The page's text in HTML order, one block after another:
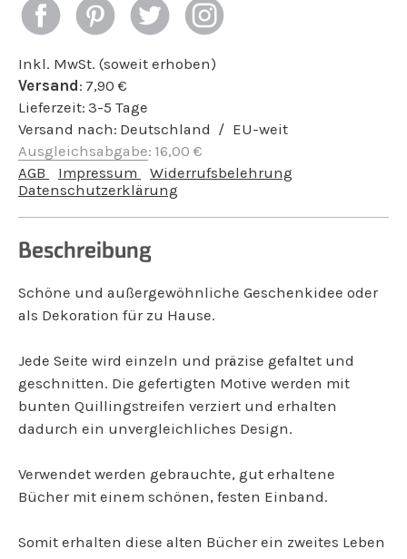
Inkl. MwSt. (soweit erhoben)
Versand: 7,90 €
Lieferzeit: 3-5 Tage
Versand nach: Deutschland
EU-weit
Ausgleichsabgabe: 16,00 €
AGB
Impressum
Widerrufsbelehrung
Datenschutzerklärung
Beschreibung
Schöne und außergewöhnliche Geschenkidee oder
als Dekoration für zu Hause.
Jede Seite wird einzeln und präzise gefaltet und
geschnitten. Die gefertigten Motive werden mit
bunten Quillingstreifen verziert und erhalten
dadurch ein unvergleichliches Design.
Verwendet werden gebrauchte, gut erhaltene
Bücher mit einem schönen, festen Einband.
Somit erhalten diese alten Bücher ein zweites Leben